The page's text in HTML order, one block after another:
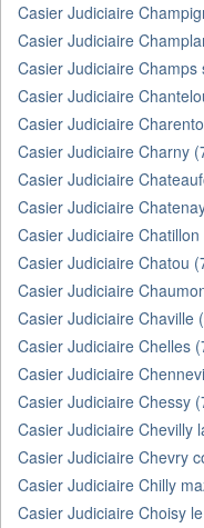
Casier Judiciaire
Casier Judiciaire
Casier Judiciaire
Casier Judiciaire
Casier Judiciaire
Casier Judiciaire Charny
Casier Judiciaire
Casier Judiciaire
Casier Judiciaire
Casier Judiciaire Chatou
Casier Judiciaire
Casier Judiciaire Chaville
Casier Judiciaire Chelles
Casier Judiciaire
Casier Judiciaire Chessy
Casier Judiciaire Chevilly
Casier Judiciaire Chevry
Casier Judiciaire Chilly
Casier Judiciaire Choisy